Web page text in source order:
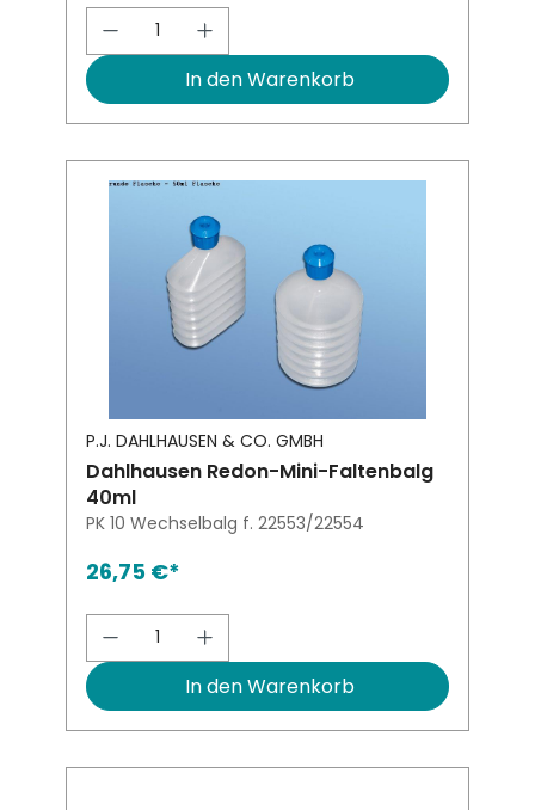
Produkt Anzahl: Gib den
In den Warenkorb
P.J. DAHLHAUSEN & CO. GMBH
Dahlhausen Redon-Mini-Faltenbalg
40ml
PK 10 Wechselbalg f. 22553/22554
26,75 €*
Produkt Anzahl: Gib den
In den Warenkorb